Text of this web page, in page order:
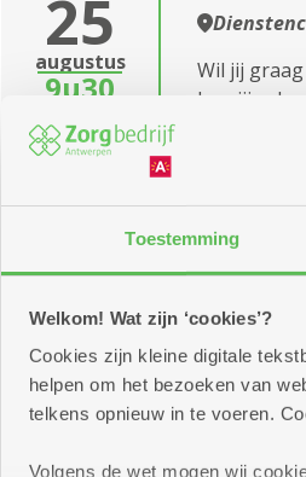
Toestemming
Welkom! Wat zijn ‘cookies’?
Cookies zijn kleine digitale
helpen om het bezoeken van
telkens opnieuw in te voeren.
Volgens de wet mogen wij
25
augustus
9u30
Wil jij
ben jij
dinsdag
25
augustus
10u
Turnen